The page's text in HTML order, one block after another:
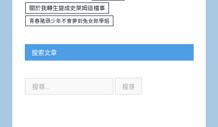
關於我轉生變成史萊姆這檔事
青春豬頭少年不會夢到兔女郎學姐
搜索文章